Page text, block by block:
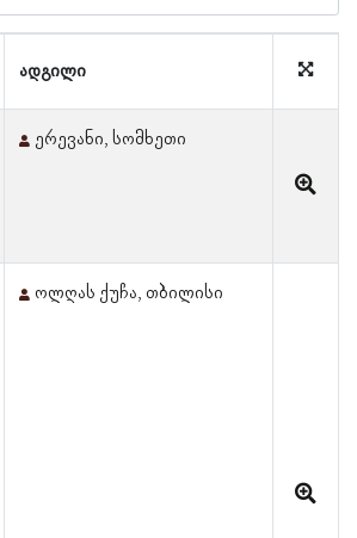
ადგილი
ერევანი, სომხეთი
ოლღას ქუჩა, თბილისი